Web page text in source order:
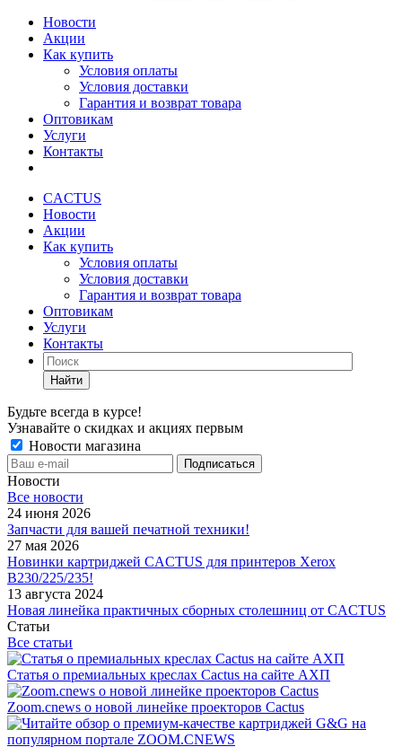
Новости
Акции
Как купить
Условия оплаты
Условия доставки
Гарантия и возврат товара
Оптовикам
Услуги
Контакты
CACTUS
Новости
Акции
Как купить
Условия оплаты
Условия доставки
Гарантия и возврат товара
Оптовикам
Услуги
Контакты
Найти
Будьте всегда в курсе!
Узнавайте о скидках и акциях первым
Новости магазина
Новости
Все новости
24 июня 2026
Запчасти для вашей печатной техники!
27 мая 2026
Новинки картриджей CACTUS для принтеров Xerox
B230/225/235!
13 августа 2024
Новая линейка практичных сборных столешниц от CACTUS
Статьи
Все статьи
Статья о премиальных креслах Cactus на сайте АХП
Zoom.cnews о новой линейке проекторов Cactus